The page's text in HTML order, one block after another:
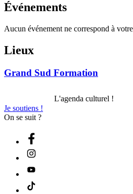
Événements
Aucun événement ne correspond à
Lieux
Grand Sud Formation
L'agenda culturel !
Je soutiens !
On se suit ?